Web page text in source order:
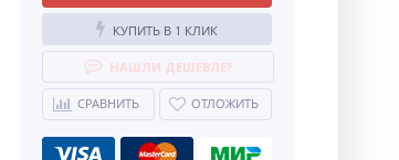
КУПИТЬ В 1 КЛИК
НАШЛИ ДЕШЕВЛЕ?
СРАВНИТЬ ОТЛОЖИТЬ